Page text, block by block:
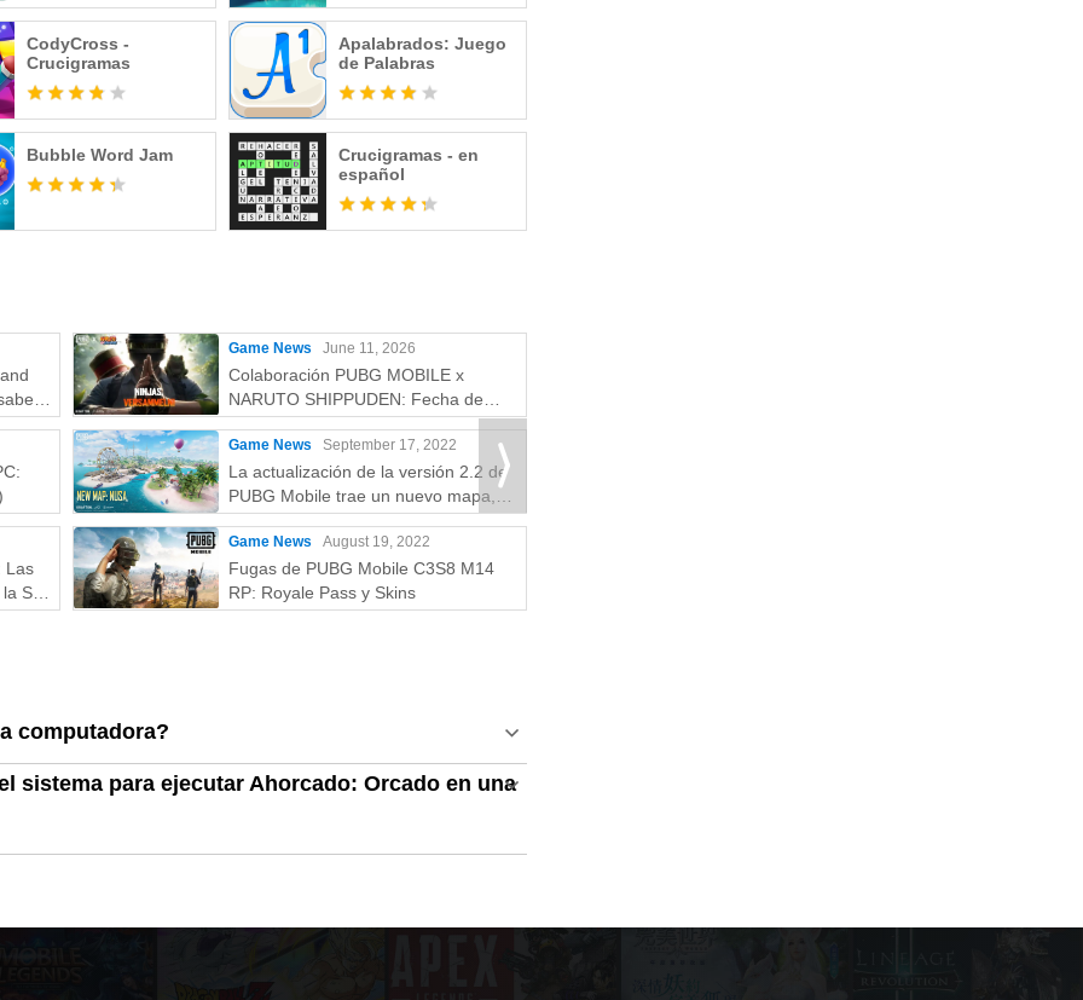
CodyCross -
Crucigramas
Apalabrados: Juego
de Palabras
Bubble Word Jam
Crucigramas - en
español
Las
S a
Game News June 11, 2026
Colaboración PUBG MOBILE x
NARUTO SHIPPUDEN: Fecha de
lanzamiento y recompensas gratuitas
Game News September 17, 2022
La actualización de la versión 2.2 de
PUBG Mobile trae un nuevo mapa,
modos y más
Game News August 19, 2022
Fugas de PUBG Mobile C3S8 M14
RP: Royale Pass y Skins
computadora?
sistema para ejecutar Ahorcado: Orcado en una